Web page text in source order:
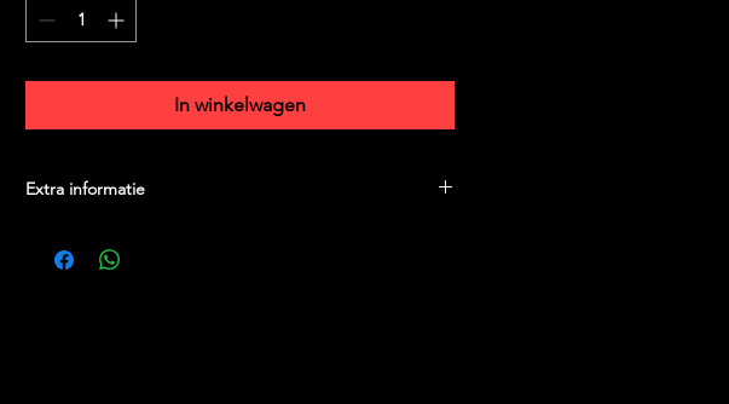
In winkelwagen
Extra informatie
Afmetingen: